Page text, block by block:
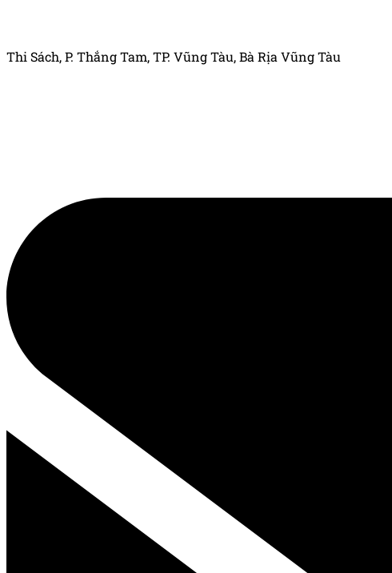
Thi Sách, P. Thắng Tam, TP. Vũng Tàu, Bà Rịa Vũng Tàu